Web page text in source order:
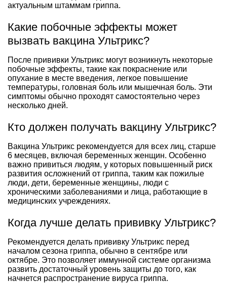
актуальным штаммам гриппа.
Какие побочные эффекты может
вызвать вакцина Ультрикс?
После прививки Ультрикс могут возникнуть некоторые
побочные эффекты, такие как покраснение или
опухание в месте введения, легкое повышение
температуры, головная боль или мышечная боль. Эти
симптомы обычно проходят самостоятельно через
несколько дней.
Кто должен получать вакцину Ультрикс?
Вакцина Ультрикс рекомендуется для всех лиц, старше
6 месяцев, включая беременных женщин. Особенно
важно привиться людям, у которых повышенный риск
развития осложнений от гриппа, таким как пожилые
люди, дети, беременные женщины, люди с
хроническими заболеваниями и лица, работающие в
медицинских учреждениях.
Когда лучше делать прививку Ультрикс?
Рекомендуется делать прививку Ультрикс перед
началом сезона гриппа, обычно в сентябре или
октябре. Это позволяет иммунной системе организма
развить достаточный уровень защиты до того, как
начнется распространение вируса гриппа.